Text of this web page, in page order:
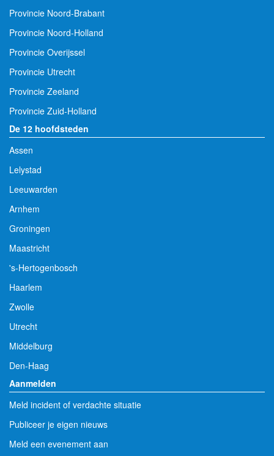
Provincie Noord-Brabant
Provincie Noord-Holland
Provincie Overijssel
Provincie Utrecht
Provincie Zeeland
Provincie Zuid-Holland
De 12 hoofdsteden
Assen
Lelystad
Leeuwarden
Arnhem
Groningen
Maastricht
's-Hertogenbosch
Haarlem
Zwolle
Utrecht
Middelburg
Den-Haag
Aanmelden
Meld incident of verdachte situatie
Publiceer je eigen nieuws
Meld een evenement aan